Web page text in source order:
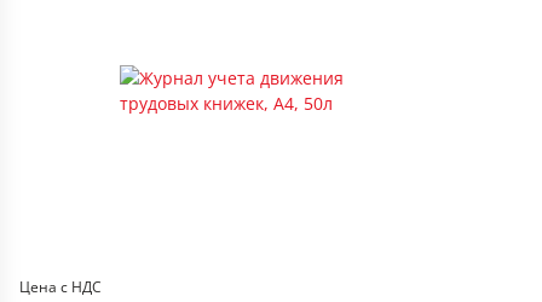
Цена с НДС